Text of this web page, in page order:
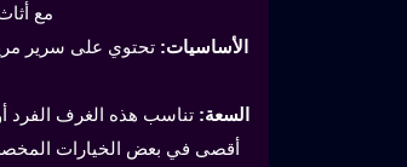
مع
الأساسيات: تحتوي على سرير
السعة:
أقصى في بعض الخيارات